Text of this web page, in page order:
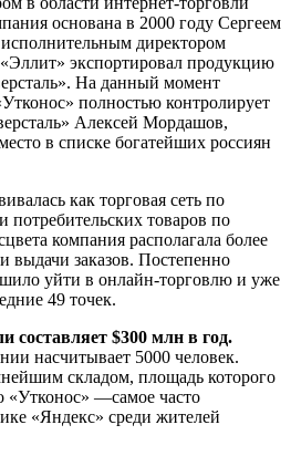
основана в 2000 году Сергеем
директором
экспортировал продукцию
На данный момент
полностью контролирует
Алексей Мордашов,
в списке богатейших россиян
как торговая сеть по
потребительских товаров по
компания располагала более
выдачи заказов. Постепенно
уйти в онлайн-торговлю и уже
49 точек.
составляет $300 млн в год.
насчитывает 5000 человек.
складом, площадь которого
«Утконос» —самое часто
«Яндекс» среди жителей